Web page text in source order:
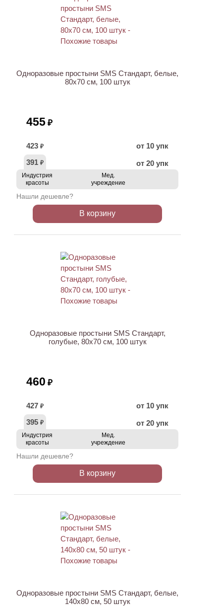
Одноразовые простыни SMS Стандарт, белые,
80х70 см, 100 штук
455 ₽
423 ₽
от 10 упк
391 ₽ от 20 упк
Индустрия
красоты
Мед.
учреждение
Нашли дешевле?
В корзину
Одноразовые простыни SMS Стандарт,
голубые, 80х70 см, 100 штук
460 ₽
427 ₽
от 10 упк
395 ₽ от 20 упк
Индустрия
красоты
Мед.
учреждение
Нашли дешевле?
В корзину
Одноразовые простыни SMS Стандарт, белые,
140х80 см, 50 штук